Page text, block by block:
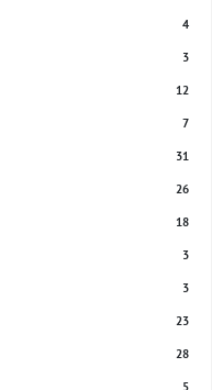
4
3
12
7
31
26
18
3
3
23
28
5